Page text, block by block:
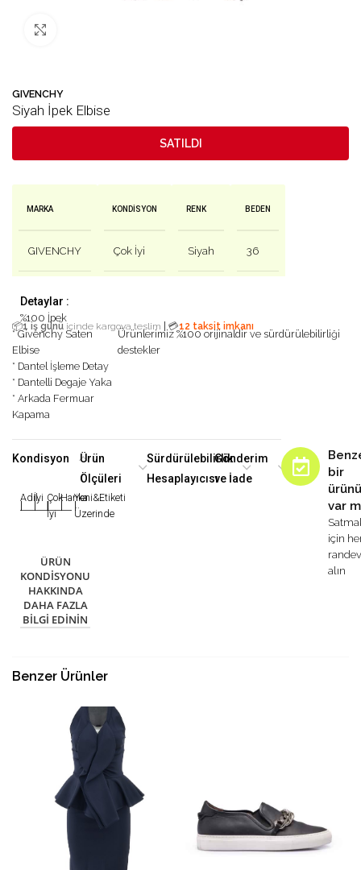
GIVENCHY
Siyah İpek Elbise
SATILDI
MARKA
GIVENCHY
KONDISYON
Çok İyi
RENK
Siyah
BEDEN
36
Detaylar :
%100 İpek
📦1 iş günü içinde kargoya teslim 💳12 taksit imkanı
* Givenchy Saten
Elbise
* Dantel İşleme Detay
* Dantelli Degaje Yaka
* Arkada Fermuar
Kapama
Ürünlerimiz %100 orijinaldir ve sürdürülebilirliği
destekler
Kondisyon
Adilİyi
|
Çok
İyi
Harika
|
Yeni&Etiketi
Üzerinde
ÜRÜN
KONDISYONU
HAKKINDA
DAHA FAZLA
BILGI EDININ
Ürün
Ölçüleri
Sürdürülebilirlik
Hesaplayıcısı
Gönderim
ve İade
bir
var
için
alın
Benzer Ürünler